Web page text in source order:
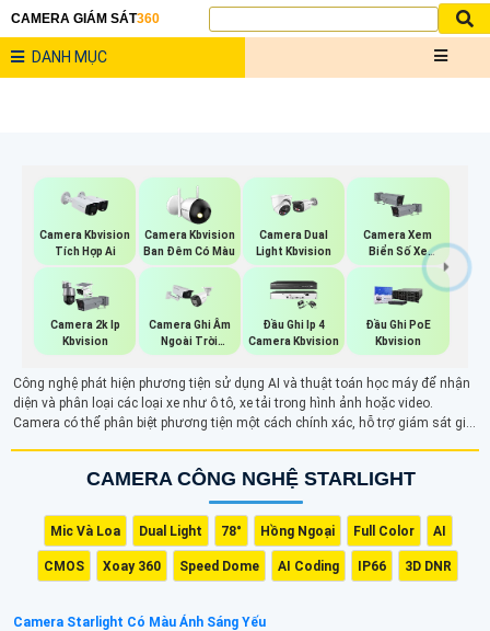
CAMERA GIÁM SÁT360
DANH MỤC
Camera Kbvision
Tích Hợp Ai
Camera Kbvision
Ban Đêm Có Màu
Camera Dual
Light Kbvision
Camera Xem
Biển Số Xe
Kbvision
Camera 2k Ip
Kbvision
Camera Ghi Âm
Ngoài Trời
Kbvision
Đầu Ghi Ip 4
Camera Kbvision
Đầu Ghi PoE
Kbvision
Công nghệ phát hiện phương tiện sử dụng AI và thuật toán học máy để nhận
diện và phân loại các loại xe như ô tô, xe tải trong hình ảnh hoặc video.
Camera có thể phân biệt phương tiện một cách chính xác, hỗ trợ giám sát giao
CAMERA CÔNG NGHỆ STARLIGHT
Mic Và Loa Dual Light 78° Hồng Ngoại Full Color AI
CMOS Xoay 360 Speed Dome AI Coding IP66 3D DNR
Camera Starlight Có Màu Ánh Sáng Yếu